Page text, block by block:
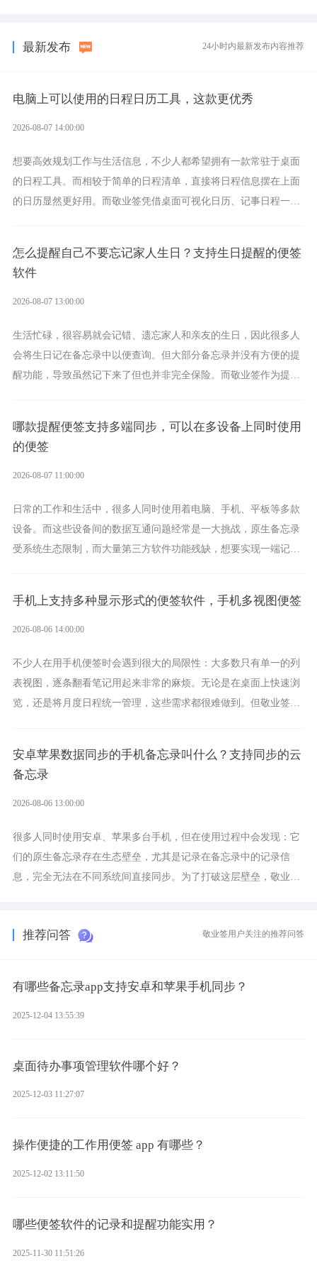
最新发布 24小时内最新发布内容推荐
电脑上可以使用的日程日历工具，这款更优秀
2026-08-07 14:00:00
想要高效规划工作与生活信息，不少人都希望拥有一款常驻于桌面
的日程工具。而相较于简单的日程清单，直接将日程信息摆在上面
的日历显然更好用。而敬业签凭借桌面可视化日历、记事日程一体
怎么提醒自己不要忘记家人生日？支持生日提醒的便签
软件
2026-08-07 13:00:00
生活忙碌，很容易就会记错、遗忘家人和亲友的生日，因此很多人
会将生日记在备忘录中以便查询。但大部分备忘录并没有方便的提
醒功能，导致虽然记下来了但也并非完全保险。而敬业签作为提醒
哪款提醒便签支持多端同步，可以在多设备上同时使用
的便签
2026-08-07 11:00:00
日常的工作和生活中，很多人同时使用着电脑、手机、平板等多款
设备。而这些设备间的数据互通问题经常是一大挑战，原生备忘录
受系统生态限制，而大量第三方软件功能残缺，想要实现一端记
手机上支持多种显示形式的便签软件，手机多视图便签
2026-08-06 14:00:00
不少人在用手机便签时会遇到很大的局限性：大多数只有单一的列
表视图，逐条翻看笔记用起来非常的麻烦。无论是在桌面上快速浏
览，还是将月度日程统一管理，这些需求都很难做到。但敬业签作
安卓苹果数据同步的手机备忘录叫什么？支持同步的云
备忘录
2026-08-06 13:00:00
很多人同时使用安卓、苹果多台手机，但在使用过程中会发现：它
们的原生备忘录存在生态壁垒，尤其是记录在备忘录中的记录信
息，完全无法在不同系统间直接同步。为了打破这层壁垒，敬业签
推荐问答 敬业签用户关注的推荐问答
有哪些备忘录app支持安卓和苹果手机同步？
2025-12-04 13:55:39
桌面待办事项管理软件哪个好？
2025-12-03 11:27:07
操作便捷的工作用便签 app 有哪些？
2025-12-02 13:11:50
哪些便签软件的记录和提醒功能实用？
2025-11-30 11:51:26